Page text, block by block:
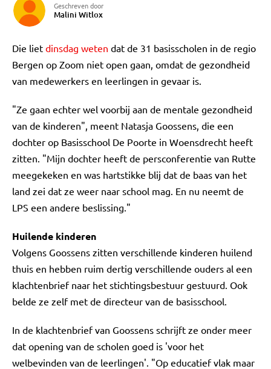
Geschreven door
Malini Witlox
Die liet dinsdag weten dat de 31 basisscholen in de regio
Bergen op Zoom niet open gaan, omdat de gezondheid
van medewerkers en leerlingen in gevaar is.
"Ze gaan echter wel voorbij aan de mentale gezondheid
van de kinderen", meent Natasja Goossens, die een
dochter op Basisschool De Poorte in Woensdrecht heeft
zitten. "Mijn dochter heeft de persconferentie van Rutte
meegekeken en was hartstikke blij dat de baas van het
land zei dat ze weer naar school mag. En nu neemt de
LPS een andere beslissing."
Huilende kinderen
Volgens Goossens zitten verschillende kinderen huilend
thuis en hebben ruim dertig verschillende ouders al een
klachtenbrief naar het stichtingsbestuur gestuurd. Ook
belde ze zelf met de directeur van de basisschool.
In de klachtenbrief van Goossens schrijft ze onder meer
dat opening van de scholen goed is 'voor het
welbevinden van de leerlingen'. "Op educatief vlak maar